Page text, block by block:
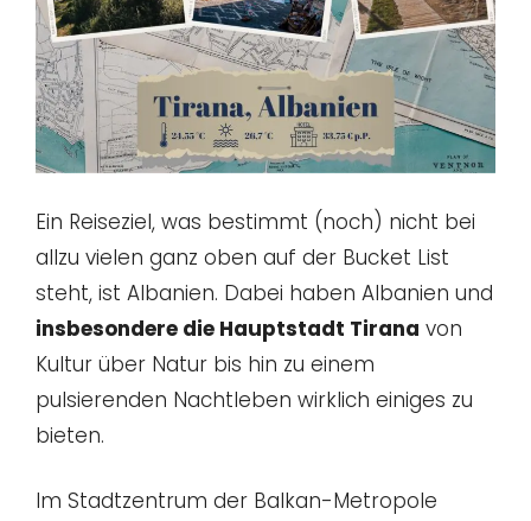
Ein Reiseziel, was bestimmt (noch) nicht bei
allzu vielen ganz oben auf der Bucket List
steht, ist Albanien. Dabei haben Albanien und
insbesondere die Hauptstadt Tirana von
Kultur über Natur bis hin zu einem
pulsierenden Nachtleben wirklich einiges zu
bieten.
Im Stadtzentrum der Balkan-Metropole